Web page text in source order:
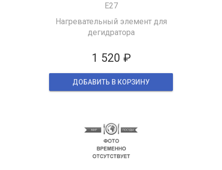
E27
Нагревательный элемент для
дегидратора
1 520 ₽
ДОБАВИТЬ В КОРЗИНУ